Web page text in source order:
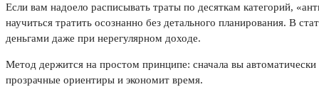
Если вам надоело расписывать траты по десяткам категорий,
научиться тратить осознанно без детального планирования. В
деньгами даже при нерегулярном доходе.
Метод держится на простом принципе: сначала вы
прозрачные ориентиры и экономит время.